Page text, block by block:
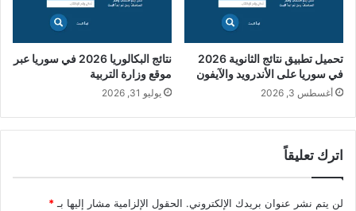
تحميل تطبيق نتائج الثانوية 2026
في سوريا على الأندرويد والآيفون
أغسطس 3, 2026
نتائج البكالوريا 2026 في سوريا عبر
موقع وزارة التربية
يوليو 31, 2026
اترك تعليقاً
لن يتم نشر عنوان بريدك الإلكتروني. الحقول الإلزامية مشار إليها بـ *